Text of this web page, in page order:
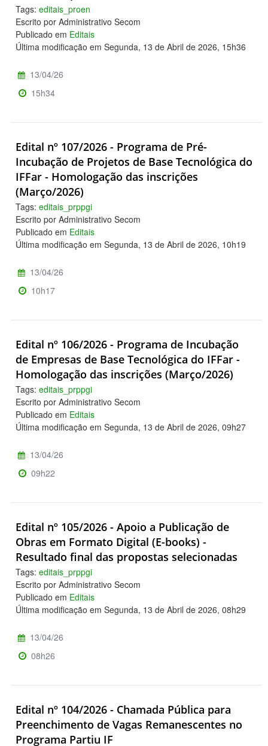
Tags: editais_proen
Escrito por Administrativo Secom
Publicado em Editais
Última modificação em Segunda, 13 de Abril de 2026, 15h36
13/04/26
15h34
Edital nº 107/2026 - Programa de Pré-
Incubação de Projetos de Base Tecnológica do
IFFar - Homologação das inscrições
(Março/2026)
Tags: editais_prppgi
Escrito por Administrativo Secom
Publicado em Editais
Última modificação em Segunda, 13 de Abril de 2026, 10h19
13/04/26
10h17
Edital nº 106/2026 - Programa de Incubação
de Empresas de Base Tecnológica do IFFar -
Homologação das inscrições (Março/2026)
Tags: editais_prppgi
Escrito por Administrativo Secom
Publicado em Editais
Última modificação em Segunda, 13 de Abril de 2026, 09h27
13/04/26
09h22
Edital nº 105/2026 - Apoio a Publicação de
Obras em Formato Digital (E-books) -
Resultado final das propostas selecionadas
Tags: editais_prppgi
Escrito por Administrativo Secom
Publicado em Editais
Última modificação em Segunda, 13 de Abril de 2026, 08h29
13/04/26
08h26
Edital nº 104/2026 - Chamada Pública para
Preenchimento de Vagas Remanescentes no
Programa Partiu IF